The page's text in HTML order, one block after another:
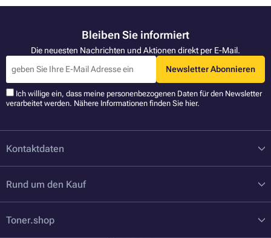
Bleiben Sie informiert
Die neuesten Nachrichten und Aktionen direkt per E-Mail.
Newsletter Abonnieren
Ich willige ein, dass meine personenbezogenen Daten für den Newsletter
verarbeitet werden. Nähere Informationen finden Sie hier.
Kontaktdaten
Rund um den Kauf
Toner.shop